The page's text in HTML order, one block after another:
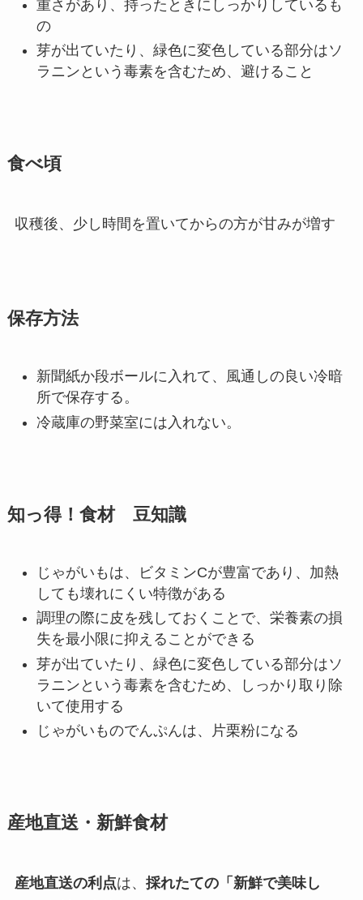
重さがあり、持ったときにしっかりしているも
の
芽が出ていたり、緑色に変色している部分はソ
ラニンという毒素を含むため、避けること
食べ頃
収穫後、少し時間を置いてからの方が甘みが増す
保存方法
新聞紙か段ボールに入れて、風通しの良い冷暗
所で保存する。
冷蔵庫の野菜室には入れない。
知っ得！食材 豆知識
じゃがいもは、ビタミンCが豊富であり、加熱
しても壊れにくい特徴がある
調理の際に皮を残しておくことで、栄養素の損
失を最小限に抑えることができる
芽が出ていたり、緑色に変色している部分はソ
ラニンという毒素を含むため、しっかり取り除
いて使用する
じゃがいものでんぷんは、片栗粉になる
産地直送・新鮮食材
産地直送の利点は、 採れたての「新鮮で美味し